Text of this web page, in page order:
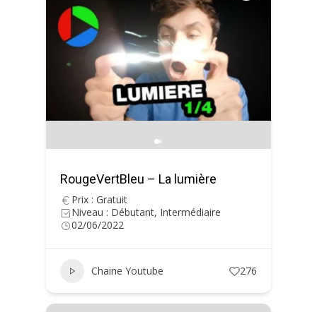
RougeVertBleu – La lumière
Prix : Gratuit
Niveau : Débutant, Intermédiaire
02/06/2022
Chaine Youtube 276